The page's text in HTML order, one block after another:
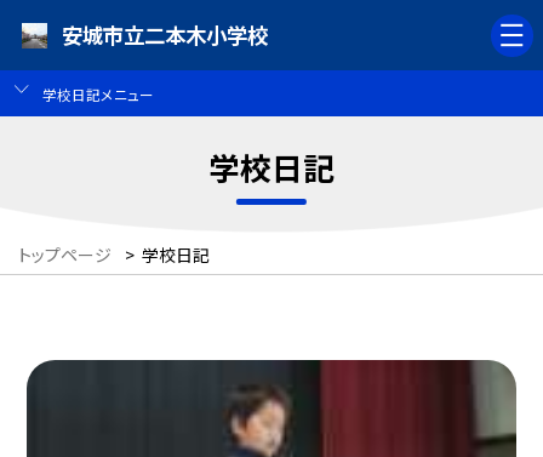
安城市立二本木小学校
学校日記メニュー
学校日記
トップページ > 学校日記